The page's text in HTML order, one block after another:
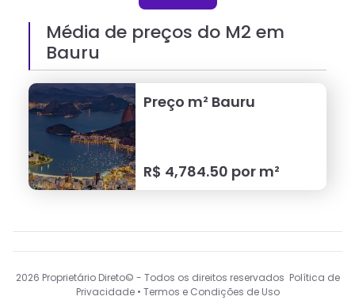
Média de preços do M2 em
Bauru
Preço m² Bauru
R$ 4,784.50 por m²
2026 Proprietário Direto© - Todos os direitos reservados Política de
Privacidade • Termos e Condições de Uso